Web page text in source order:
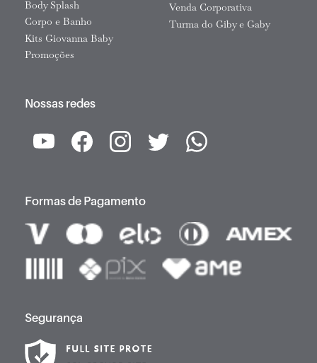
Body Splash
Corpo e Banho
Kits Giovanna Baby
Promoções
Venda Corporativa
Turma do Giby e Gaby
Nossas redes
Formas de Pagamento
Segurança